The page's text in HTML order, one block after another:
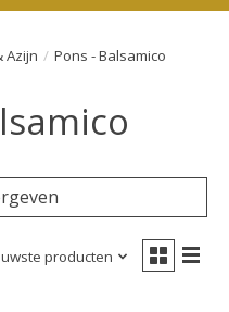
Azijn / Pons - Balsamico
producten